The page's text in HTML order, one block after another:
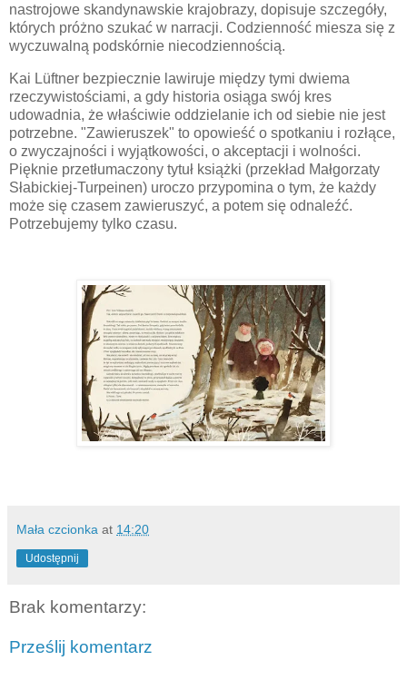
nastrojowe skandynawskie krajobrazy, dopisuje szczegóły,
których próżno szukać w narracji. Codzienność miesza się z
wyczuwalną podskórnie niecodziennością.
Kai Lüftner bezpiecznie lawiruje między tymi dwiema
rzeczywistościami, a gdy historia osiąga swój kres
udowadnia, że właściwie oddzielanie ich od siebie nie jest
potrzebne. "Zawieruszek" to opowieść o spotkaniu i rozłące,
o zwyczajności i wyjątkowości, o akceptacji i wolności.
Pięknie przetłumaczony tytuł książki (przekład Małgorzaty
Słabickiej-Turpeinen) uroczo przypomina o tym, że każdy
może się czasem zawieruszyć, a potem się odnaleźć.
Potrzebujemy tylko czasu.
Mała czcionka at 14:20
Udostępnij
Brak komentarzy:
Prześlij komentarz